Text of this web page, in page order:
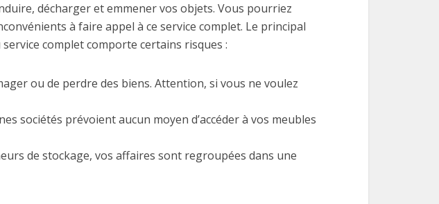
décharger et emmener vos objets. Vous pourriez
à faire appel à ce service complet. Le principal
complet comporte certains risques :
ou de perdre des biens. Attention, si vous ne voulez
sociétés prévoient aucun moyen d’accéder à vos meubles
de stockage, vos affaires sont regroupées dans une